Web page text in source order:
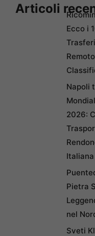
Articoli
Ecco i
Napoli
2026:
Italiana
Pietra
nel
Sveti